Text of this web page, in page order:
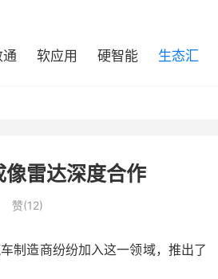
通 软应用 硬智能 生态汇
雷达深度合作
赞(12)
制造商纷纷加入这一领域，推出了